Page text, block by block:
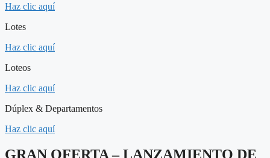
Haz clic aquí
Lotes
Haz clic aquí
Loteos
Haz clic aquí
Dúplex & Departamentos
Haz clic aquí
GRAN OFERTA – LANZAMIENTO DE